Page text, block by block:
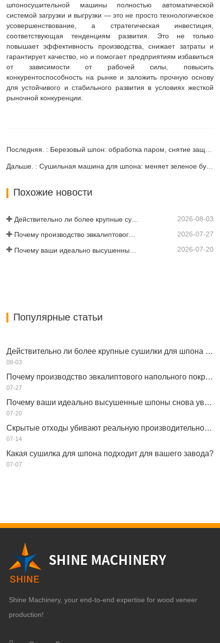
шпоносушительной машины полностью автоматической
системой загрузки и выгрузки — это не просто технологическое
усовершенствование, а стратегическая инвестиция,
соответствующая тенденциям развития. Это не только
повышает эффективность производства, снижает затраты и
гарантирует качество, но и помогает предприятиям избавиться
от зависимости от рабочей силы, повысить
конкурентоспособность на рынке и заложить прочную основу
для устойчивого и стабильного развития в условиях жесткой
рыночной конкуренции.
Похожие новости
2026-08-03
Почему производство эвкалиптового напольного покрытия требует сушилки для шпона? 2026-07-27
2026-07-20
Популярные статьи
Действительно ли более крупные сушилки для шпона экономят деньги?
08-03
Почему производство эвкалиптового напольного покрытия требует сушилки для шпона?
07-27
Почему ваши идеально высушенные шпоны снова увлажняются?
07-20
Скрытые отходы убивают реальную производительность вашей сушилки для шпона?
07-14
Какая сушилка для шпона подходит для вашего завода?
07-07
Shine Machinery, your end-to-end expertise for wood veneer
production!